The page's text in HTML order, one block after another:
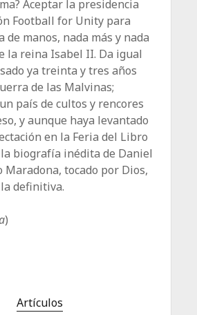
Aceptar la presidencia
Football for Unity para
de manos, nada más y nada
la reina Isabel II. Da igual
ya treinta y tres años
de las Malvinas;
país de cultos y rencores
y aunque haya levantado
en la Feria del Libro
biografía inédita de Daniel
Maradona, tocado por Dios,
definitiva.
)
Artículos